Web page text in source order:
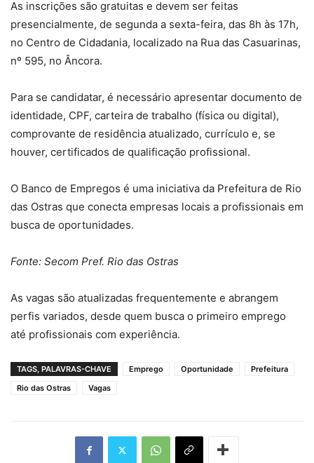
As inscrições são gratuitas e devem ser feitas
presencialmente, de segunda a sexta-feira, das 8h às 17h,
no Centro de Cidadania, localizado na Rua das Casuarinas,
nº 595, no Âncora.
Para se candidatar, é necessário apresentar documento de
identidade, CPF, carteira de trabalho (física ou digital),
comprovante de residência atualizado, currículo e, se
houver, certificados de qualificação profissional.
O Banco de Empregos é uma iniciativa da Prefeitura de Rio
das Ostras que conecta empresas locais a profissionais em
busca de oportunidades.
Fonte: Secom Pref. Rio das Ostras
As vagas são atualizadas frequentemente e abrangem
perfis variados, desde quem busca o primeiro emprego
até profissionais com experiência.
TAGS, PALAVRAS-CHAVE Emprego Oportunidade
Prefeitura
Rio das Ostras
Vagas